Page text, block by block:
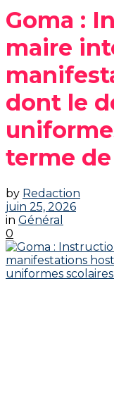
Goma :
maire
dont le
terme de
by Redaction
juin 25, 2026
in Général
0